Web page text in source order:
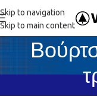
Skip to navigation
Skip to main content